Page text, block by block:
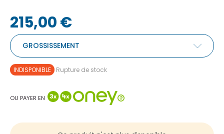
215,00 €
GROSSISSEMENT
INDISPONIBLE Rupture de stock
OU PAYER EN